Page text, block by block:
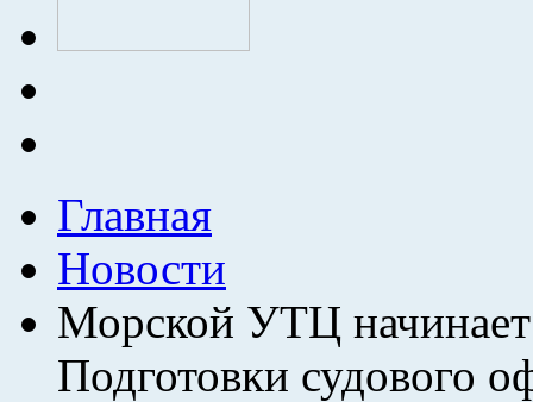
Главная
Новости
Морской УТЦ начинает
Подготовки судового